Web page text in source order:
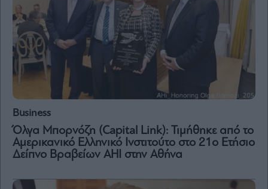
Υγεία
Architecture
&
Design
Fashion
Watches
Yachts
Table
For
Business
Όλγα Μπορνόζη (Capital Link): Τιμήθηκε από το
Αμερικανικό Ελληνικό Ινστιτούτο στο 21ο Ετήσιο
Δείπνο Βραβείων AHI στην Αθήνα